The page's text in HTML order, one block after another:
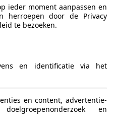
ieder moment aanpassen en
herroepen door de Privacy
te bezoeken.
en identificatie via het
en content, advertentie-
en